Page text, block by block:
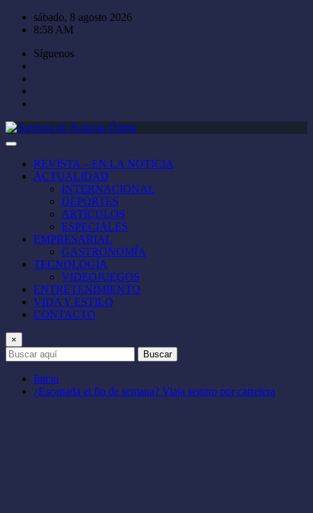
Saltar
sábado, 8 agosto 2026
8:58 AM
Síguenos
REVISTA – EN LA NOTICIA
ACTUALIDAD
INTERNACIONAL
DEPORTES
ARTÍCULOS
ESPECIALES
EMPRESARIAL
GASTRONOMÍA
TECNOLOGÍA
VIDEOJUEGOS
ENTRETENIMIENTO
VIDA Y ESTILO
CONTACTO
×
Buscar
Inicio
¿Escapada el fin de semana? Viaja seguro por carretera